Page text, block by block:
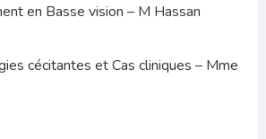
en Basse vision – M Hassan
cécitantes et Cas cliniques – Mme